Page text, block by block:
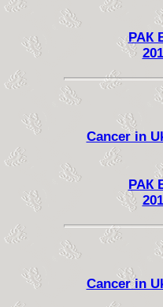
РАК
Cancer in
РАК
Cancer in